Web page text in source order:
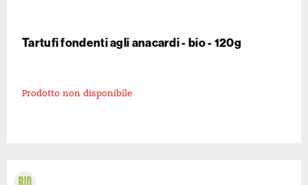
Tartufi fondenti agli anacardi - bio - 120g
Prodotto non disponibile